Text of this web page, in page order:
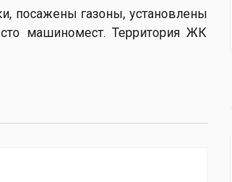
посажены газоны, установлены
машиномест. Территория ЖК